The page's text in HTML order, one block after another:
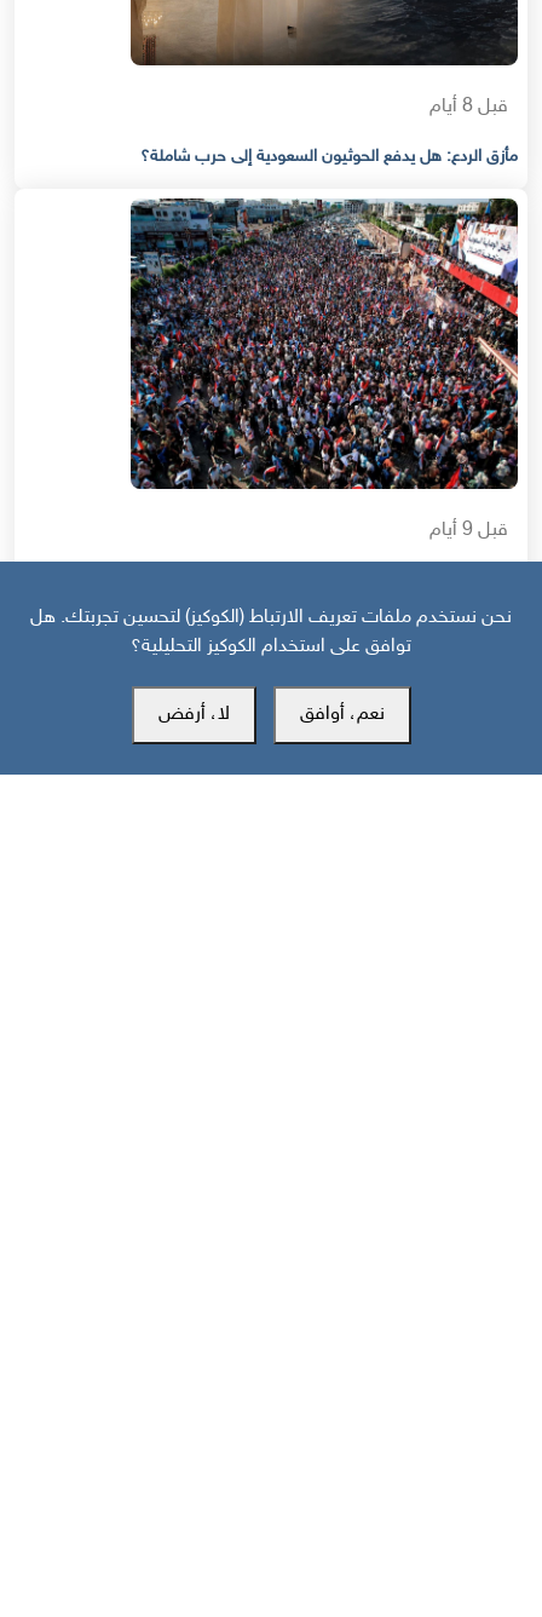
قبل 8 أيام
مأزق الردع: هل يدفع الحوثيون السعودية إلى حرب شاملة؟
قبل 9 أيام
نحن نستخدم ملفات تعريف الارتباط (الكوكيز) لتحسين تجربتك. هل
توافق على استخدام الكوكيز التحليلية؟
نعم، أوافق لا، أرفض